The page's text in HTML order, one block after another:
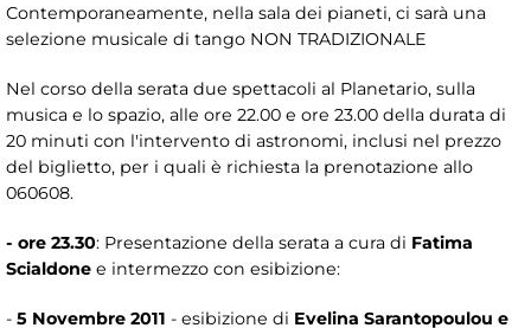
Contemporaneamente, nella sala dei pianeti, ci sarà una
selezione musicale di tango NON TRADIZIONALE
Nel corso della serata due spettacoli al Planetario, sulla
musica e lo spazio, alle ore 22.00 e ore 23.00 della durata di
20 minuti con l'intervento di astronomi, inclusi nel prezzo
del biglietto, per i quali è richiesta la prenotazione allo
060608.
- ore 23.30: Presentazione della serata a cura di Fatima
Scialdone e intermezzo con esibizione:
- 5 Novembre 2011 - esibizione di Evelina Sarantopoulou e